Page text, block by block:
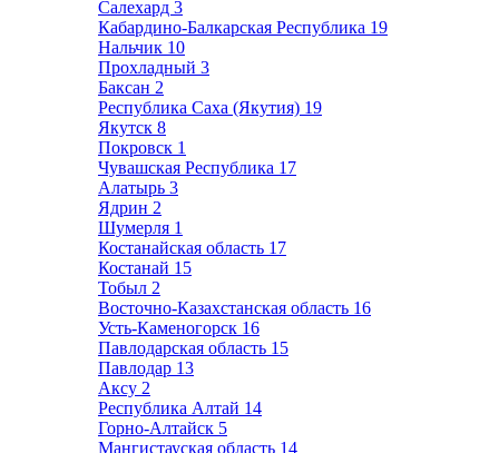
Салехард 3
Кабардино-Балкарская Республика 19
Нальчик 10
Прохладный 3
Баксан 2
Республика Саха (Якутия) 19
Якутск 8
Покровск 1
Чувашская Республика 17
Алатырь 3
Ядрин 2
Шумерля 1
Костанайская область 17
Костанай 15
Тобыл 2
Восточно-Казахстанская область 16
Усть-Каменогорск 16
Павлодарская область 15
Павлодар 13
Аксу 2
Республика Алтай 14
Горно-Алтайск 5
Мангистауская область 14